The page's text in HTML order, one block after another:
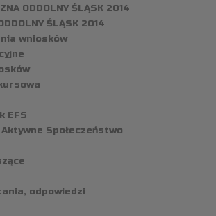
ODDOLNY ŚLĄSK 2014
ŚLĄSK 2014
wniosków
EFS
Społeczeństwo
odpowiedzi